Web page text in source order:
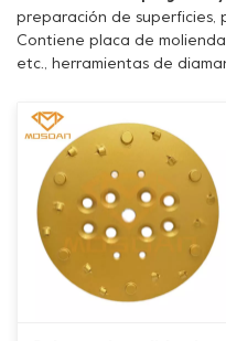
preparación de superficies,
Contiene placa de
etc., herramientas de